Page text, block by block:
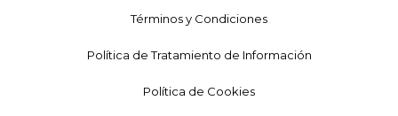
Términos y Condiciones
Política de Tratamiento de Información
Política de Cookies